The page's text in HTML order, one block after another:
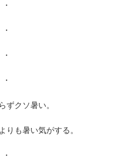
・
・
・
・
ずクソ暑い。
りも暑い気がする。
・